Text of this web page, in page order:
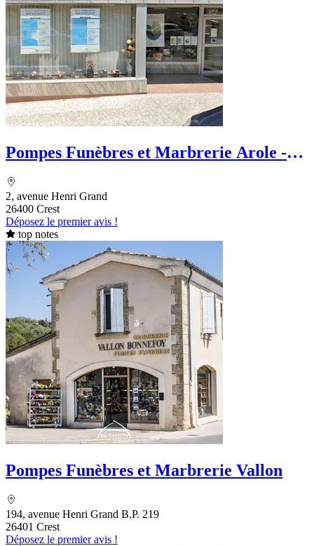
Pompes Funèbres et Marbrerie Arole -
2, avenue Henri Grand
26400 Crest
Déposez le premier avis !
top notes
Pompes Funèbres et Marbrerie Vallon
194, avenue Henri Grand B.P. 219
26401 Crest
Déposez le premier avis !